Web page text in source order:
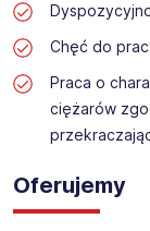
Chęć do
Praca o
ciężarów
Oferujemy